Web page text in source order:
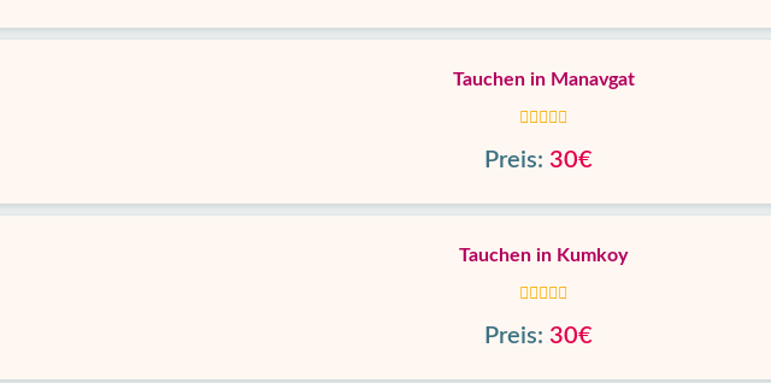
Tauchen in Manavgat
Preis: 30€
Tauchen in Kumkoy
Preis: 30€